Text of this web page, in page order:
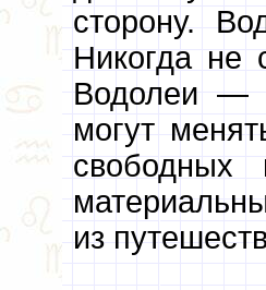
сторону.
Никогда не
Водолеи —
могут
из